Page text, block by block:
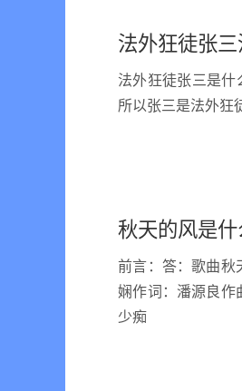
法外狂徒张
法外狂徒张三是什
所以张三是法外狂
秋天的风是
前言：答：歌曲秋
娴作词：潘源良作
少痴